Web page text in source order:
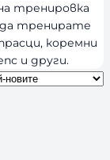
тренировка
тренирате
коремни
и други.